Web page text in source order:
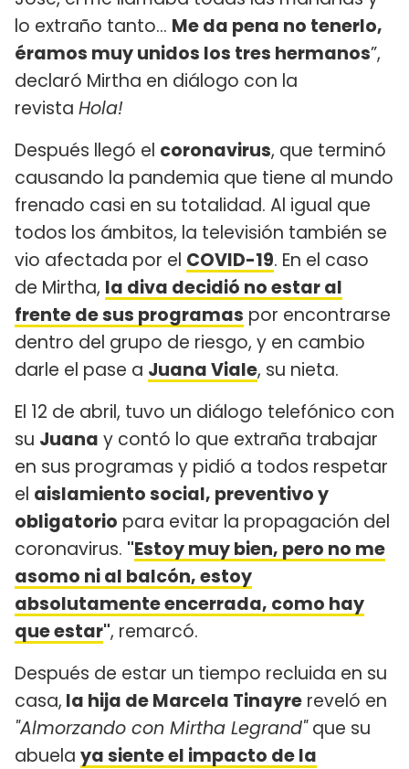
lo extraño tanto... Me da pena no tenerlo,
éramos muy unidos los tres hermanos”,
declaró Mirtha en diálogo con la
revista Hola!
Después llegó el coronavirus, que terminó
causando la pandemia que tiene al mundo
frenado casi en su totalidad. Al igual que
todos los ámbitos, la televisión también se
vio afectada por el COVID-19. En el caso
de Mirtha, la diva decidió no estar al
frente de sus programas por encontrarse
dentro del grupo de riesgo, y en cambio
darle el pase a Juana Viale, su nieta.
El 12 de abril, tuvo un diálogo telefónico con
su Juana y contó lo que extraña trabajar
en sus programas y pidió a todos respetar
el aislamiento social, preventivo y
obligatorio para evitar la propagación del
coronavirus. "Estoy muy bien, pero no me
asomo ni al balcón, estoy
absolutamente encerrada, como hay
que estar", remarcó.
Después de estar un tiempo recluida en su
casa, la hija de Marcela Tinayre reveló en
"Almorzando con Mirtha Legrand"que su
abuela ya siente el impacto de la